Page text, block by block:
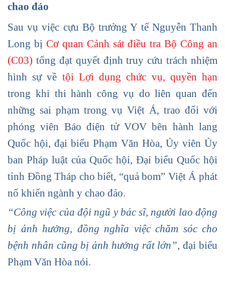
chao đảo
Sau vụ việc cựu Bộ trưởng Y tế Nguyễn Thanh
Long bị Cơ quan Cảnh sát điều tra Bộ Công an
(C03) tống đạt quyết định truy cứu trách nhiệm
hình sự về tội Lợi dụng chức vụ, quyền hạn
trong khi thi hành công vụ do liên quan đến
những sai phạm trong vụ Việt Á, trao đổi với
phóng viên Báo điện tử VOV bên hành lang
Quốc hội, đại biểu Phạm Văn Hòa, Ủy viên Ủy
ban Pháp luật của Quốc hội, Đại biểu Quốc hội
tỉnh Đồng Tháp cho biết, “quả bom” Việt Á phát
nổ khiến ngành y chao đảo.
“Công việc của đội ngũ y bác sĩ, người lao động
bị ảnh hưởng, đồng nghĩa việc chăm sóc cho
bệnh nhân cũng bị ảnh hưởng rất lớn”, đại biểu
Phạm Văn Hòa nói.